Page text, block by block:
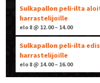
Sulkapallon peli-ilta
harrastelijoille
elo 8 @ 12.00 – 14.00
Sulkapallon peli-ilta
harrastelijoille
elo 8 @ 14.00 – 16.00